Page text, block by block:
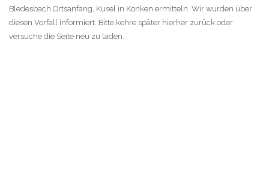
Bledesbach Ortsanfang, Kusel in Konken ermitteln. Wir wurden über
diesen Vorfall informiert. Bitte kehre später hierher zurück oder
versuche die Seite neu zu laden.